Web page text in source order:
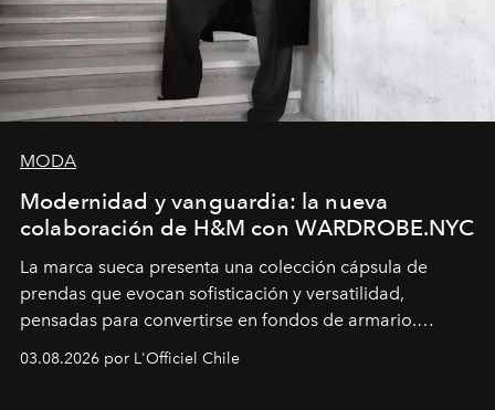
MODA
Modernidad y vanguardia: la nueva
colaboración de H&M con WARDROBE.NYC
La marca sueca presenta una colección cápsula de
prendas que evocan sofisticación y versatilidad,
pensadas para convertirse en fondos de armario.
03.08.2026 por L'Officiel Chile